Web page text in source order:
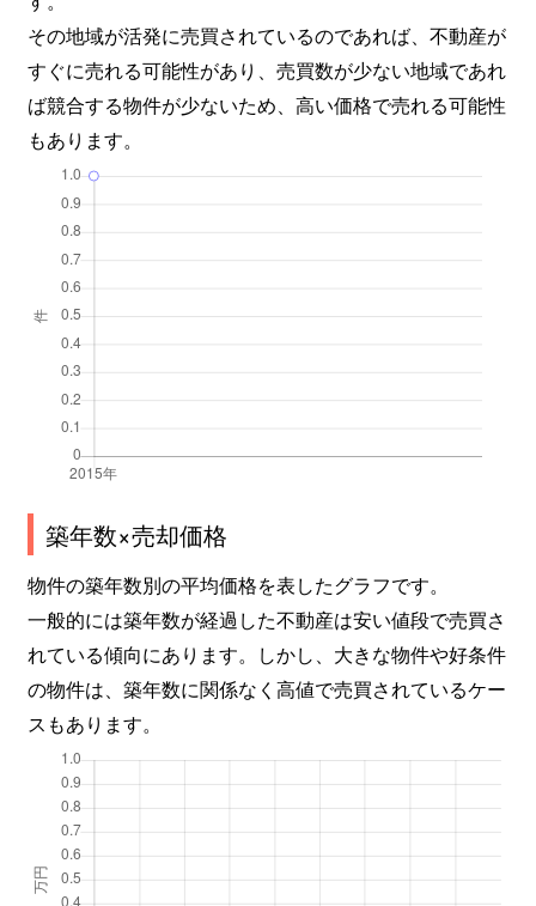
その地域が活発に売買されているのであれば、不動産が
すぐに売れる可能性があり、売買数が少ない地域であれ
ば競合する物件が少ないため、高い価格で売れる可能性
もあります。
築年数×売却価格
物件の築年数別の平均価格を表したグラフです。
一般的には築年数が経過した不動産は安い値段で売買さ
れている傾向にあります。しかし、大きな物件や好条件
の物件は、築年数に関係なく高値で売買されているケー
スもあります。